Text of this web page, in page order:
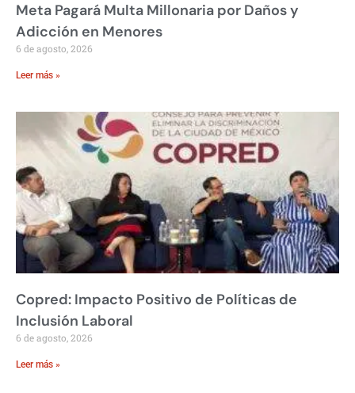
Meta Pagará Multa Millonaria por Daños y
Adicción en Menores
6 de agosto, 2026
Leer más »
Copred: Impacto Positivo de Políticas de
Inclusión Laboral
6 de agosto, 2026
Leer más »